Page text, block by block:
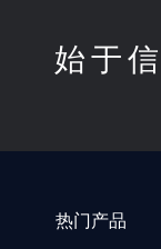
始于
热门产品